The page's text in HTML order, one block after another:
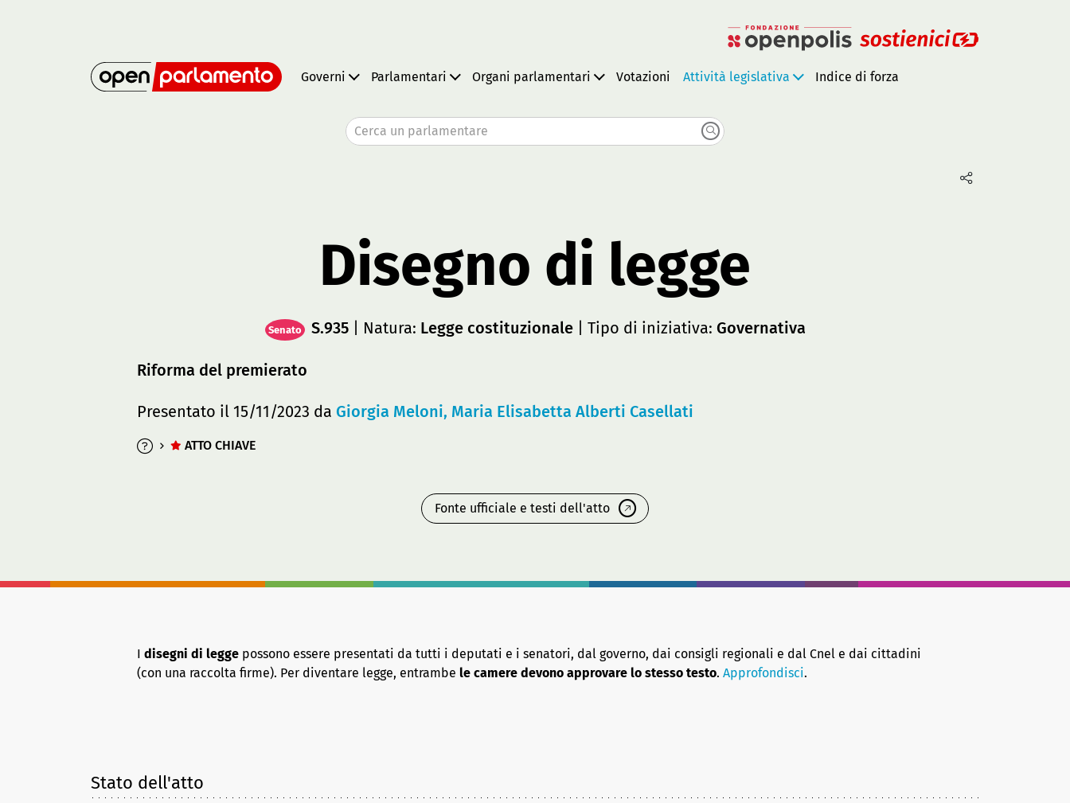
Governi Parlamentari Organi parlamentari Votazioni Attività legislativa Indice di forza
Cerca un parlamentare
Disegno di legge
Senato S.935| Natura: Legge costituzionale| Tipo di iniziativa: Governativa
Riforma del premierato
Presentato il 15/11/2023 da Giorgia Meloni, Maria Elisabetta Alberti Casellati
ATTO CHIAVE
Fonte ufficiale e testi dell'atto
I disegni di legge possono essere presentati da tutti i deputati e i senatori, dal governo, dai consigli regionali e dal Cnel e dai cittadini
(con una raccolta firme). Per diventare legge, entrambe le camere devono approvare lo stesso testo. Approfondisci.
Stato dell'atto